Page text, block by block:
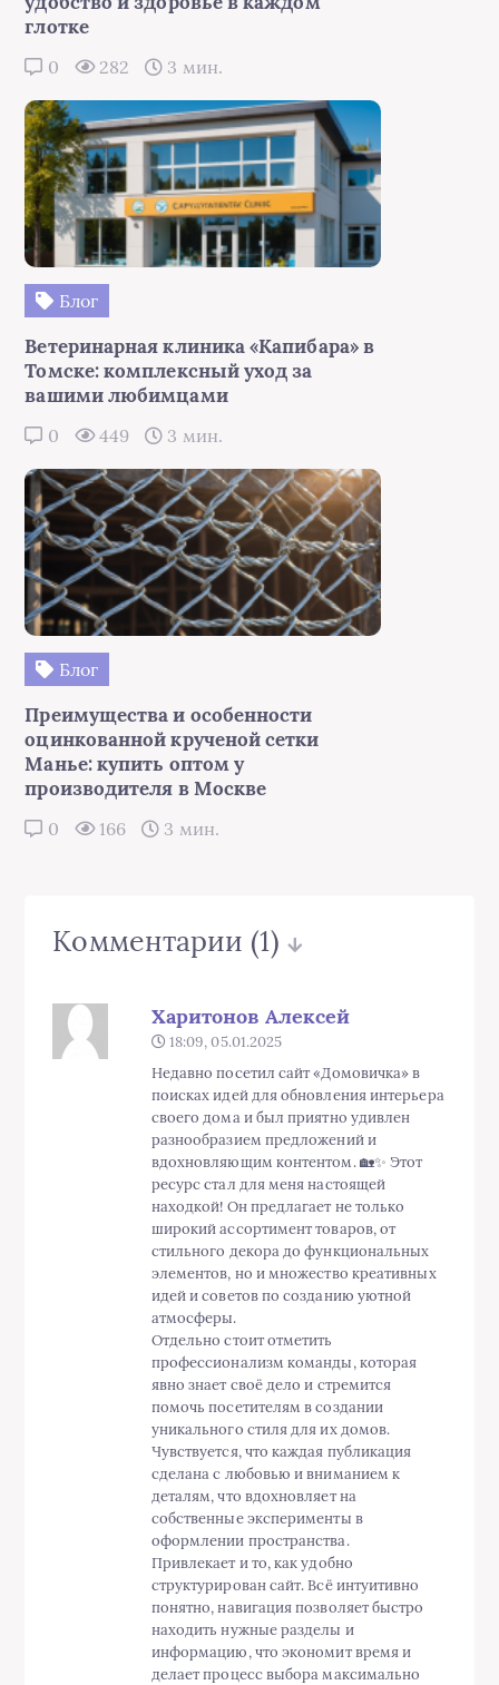
глотке
0 282 3 мин.
Блог
Ветеринарная клиника «Капибара» в
Томске: комплексный уход за
вашими любимцами
0 449 3 мин.
Блог
Преимущества и особенности
оцинкованной крученой сетки
Манье: купить оптом у
производителя в Москве
0 166 3 мин.
Комментарии (1)
Харитонов Алексей
18:09, 05.01.2025
Недавно посетил сайт «Домовичка» в
поисках идей для обновления интерьера
своего дома и был приятно удивлен
разнообразием предложений и
вдохновляющим контентом. 🏡✨ Этот
ресурс стал для меня настоящей
находкой! Он предлагает не только
широкий ассортимент товаров, от
стильного декора до функциональных
элементов, но и множество креативных
идей и советов по созданию уютной
атмосферы.
Отдельно стоит отметить
профессионализм команды, которая
явно знает своё дело и стремится
помочь посетителям в создании
уникального стиля для их домов.
Чувствуется, что каждая публикация
сделана с любовью и вниманием к
деталям, что вдохновляет на
собственные эксперименты в
оформлении пространства.
Привлекает и то, как удобно
структурирован сайт. Всё интуитивно
понятно, навигация позволяет быстро
находить нужные разделы и
информацию, что экономит время и
делает процесс выбора максимально